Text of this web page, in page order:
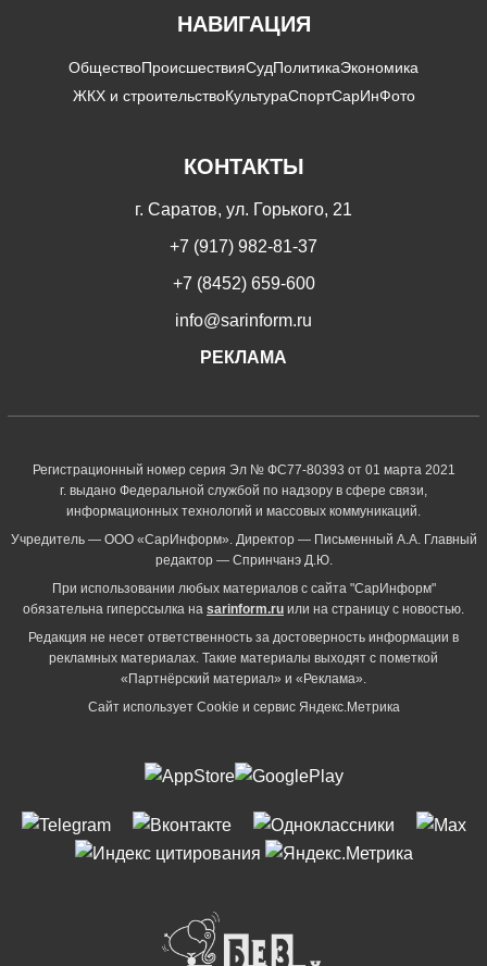
НАВИГАЦИЯ
ОбществоПроисшествияСудПолитикаЭкономика
ЖКХ и строительствоКультураСпортСарИнФото
КОНТАКТЫ
г. Саратов, ул. Горького, 21
+7 (917) 982-81-37
+7 (8452) 659-600
info@sarinform.ru
РЕКЛАМА
Регистрационный номер серия Эл № ФС77-80393 от 01 марта 2021
г. выдано Федеральной службой по надзору в сфере связи,
информационных технологий и массовых коммуникаций.
Учредитель — ООО «СарИнформ». Директор — Письменный А.А. Главный
редактор — Спринчанэ Д.Ю.
При использовании любых материалов с сайта "СарИнформ"
обязательна гиперссылка на sarinform.ru или на страницу с новостью.
Редакция не несет ответственность за достоверность информации в
рекламных материалах. Такие материалы выходят с пометкой
«Партнёрский материал» и «Реклама».
Сайт использует Cookie и сервиc Яндекс.Метрика